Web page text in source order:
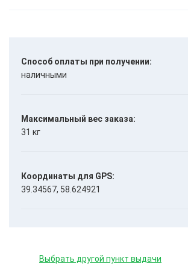
Способ оплаты при получении:
наличными
Максимальный вес заказа:
31 кг
Координаты для GPS:
39.34567, 58.624921
Выбрать другой пункт выдачи